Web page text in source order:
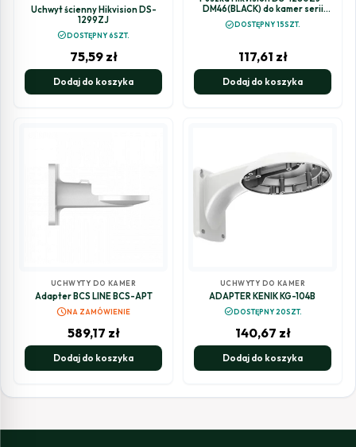
Uchwyt ścienny Hikvision DS-
1299ZJ
check_circleDOSTĘPNY 6SZT.
75,59 zł
Dodaj do koszyka
DM46(BLACK) do kamer serii
"DS-2CD25xx"
check_circle DOSTĘPNY 15SZT.
117,61 zł
Dodaj do koszyka
UCHWYTY DO KAMER
Adapter BCS LINE BCS-APT
scheduleNA ZAMÓWIENIE
589,17 zł
Dodaj do koszyka
UCHWYTY DO KAMER
ADAPTER KENIK KG-104B
check_circleDOSTĘPNY 20SZT.
140,67 zł
Dodaj do koszyka